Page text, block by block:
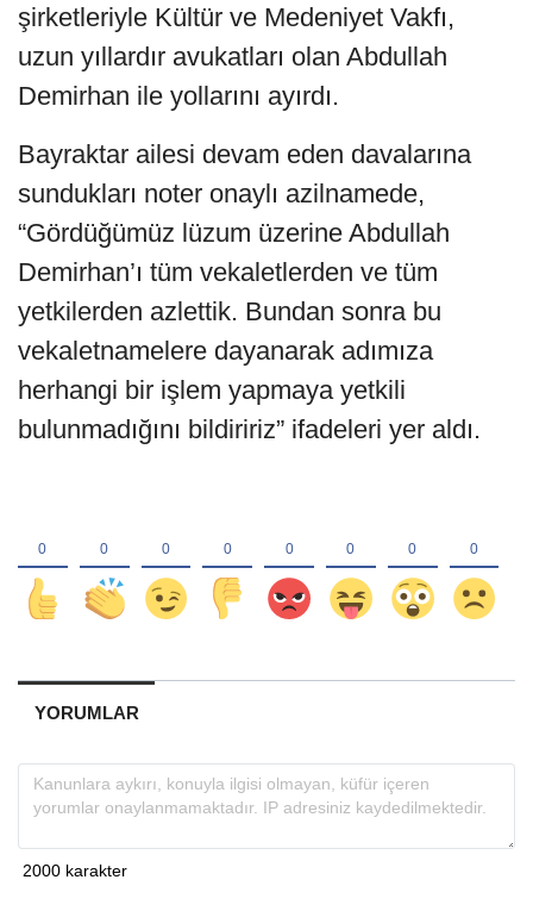
şirketleriyle Kültür ve Medeniyet Vakfı,
uzun yıllardır avukatları olan Abdullah
Demirhan ile yollarını ayırdı.
Bayraktar ailesi devam eden davalarına
sundukları noter onaylı azilnamede,
“Gördüğümüz lüzum üzerine Abdullah
Demirhan’ı tüm vekaletlerden ve tüm
yetkilerden azlettik. Bundan sonra bu
vekaletnamelere dayanarak adımıza
herhangi bir işlem yapmaya yetkili
bulunmadığını bildiririz” ifadeleri yer aldı.
YORUMLAR